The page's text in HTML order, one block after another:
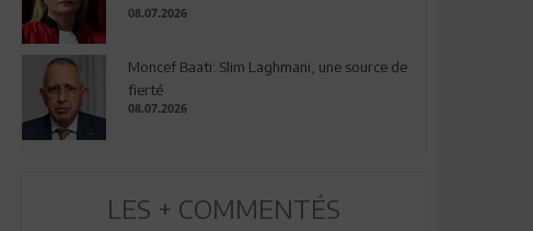
08.07.2026
Moncef Baati: Slim Laghmani, une source de
fierté
08.07.2026
LES + COMMENTÉS